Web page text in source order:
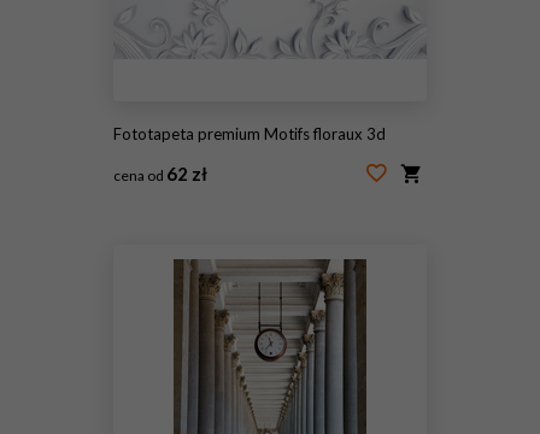
Fototapeta premium Motifs floraux 3d
cena od 62 zł